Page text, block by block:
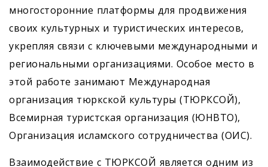
многосторонние платформы для продвижения
своих культурных и туристических интересов,
укрепляя связи с ключевыми международными и
региональными организациями. Особое место в
этой работе занимают Международная
организация тюркской культуры (ТЮРКСОЙ),
Всемирная туристская организация (ЮНВТО),
Организация исламского сотрудничества (ОИС).
Взаимодействие с ТЮРКСОЙ является одним из